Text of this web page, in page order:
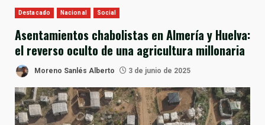
Destacado Nacional Social
Asentamientos chabolistas en Almería y Huelva:
el reverso oculto de una agricultura millonaria
Moreno Sanlés Alberto 3 de junio de 2025